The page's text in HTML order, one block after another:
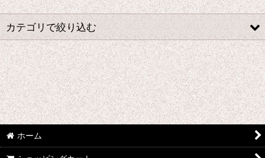
表示数:
並び順:
絞り込む
カテゴリで絞り込む
オーダー専用リング (全商品)
コスプレオーダー専用リング
バラ売り
抽選専用リング
ホーム